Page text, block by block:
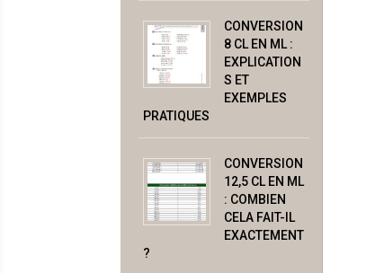
CONVERSION
8 CL EN ML :
EXPLICATION
S ET
EXEMPLES
PRATIQUES
CONVERSION
12,5 CL EN ML
: COMBIEN
CELA FAIT-IL
EXACTEMENT
?